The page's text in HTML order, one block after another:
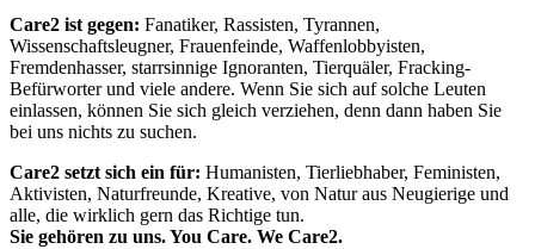
Care2 ist gegen: Fanatiker, Rassisten, Tyrannen,
Wissenschaftsleugner, Frauenfeinde, Waffenlobbyisten,
Fremdenhasser, starrsinnige Ignoranten, Tierquäler, Fracking-
Befürworter und viele andere. Wenn Sie sich auf solche Leuten
einlassen, können Sie sich gleich verziehen, denn dann haben Sie
bei uns nichts zu suchen.
Care2 setzt sich ein für: Humanisten, Tierliebhaber, Feministen,
Aktivisten, Naturfreunde, Kreative, von Natur aus Neugierige und
alle, die wirklich gern das Richtige tun.
Sie gehören zu uns. You Care. We Care2.